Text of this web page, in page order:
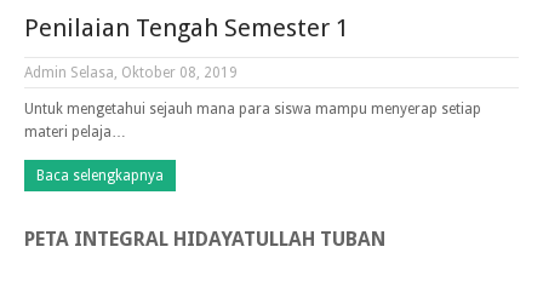
Penilaian Tengah Semester 1
Admin Selasa, Oktober 08, 2019
Untuk mengetahui sejauh mana para siswa mampu menyerap setiap
materi pelaja…
Baca selengkapnya
PETA INTEGRAL HIDAYATULLAH TUBAN